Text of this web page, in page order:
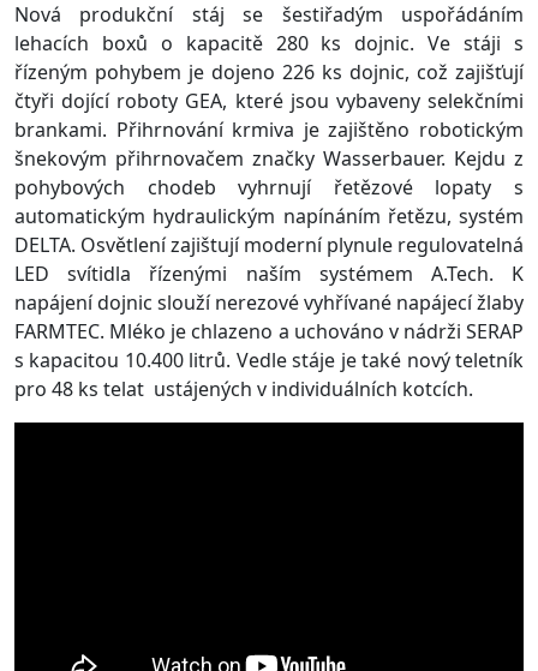
Nová produkční stáj se šestiřadým uspořádáním
lehacích boxů o kapacitě 280 ks dojnic. Ve stáji s
řízeným pohybem je dojeno 226 ks dojnic, což zajišťují
čtyři dojící roboty GEA, které jsou vybaveny selekčními
brankami. Přihrnování krmiva je zajištěno robotickým
šnekovým přihrnovačem značky Wasserbauer. Kejdu z
pohybových chodeb vyhrnují řetězové lopaty s
automatickým hydraulickým napínáním řetězu, systém
DELTA. Osvětlení zajištují moderní plynule regulovatelná
LED svítidla řízenými naším systémem A.Tech. K
napájení dojnic slouží nerezové vyhřívané napájecí žlaby
FARMTEC. Mléko je chlazeno a uchováno v nádrži SERAP
s kapacitou 10.400 litrů. Vedle stáje je také nový teletník
pro 48 ks telat ustájených v individuálních kotcích.